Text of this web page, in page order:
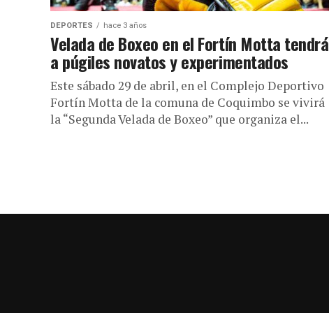
DEPORTES hace 3 años
Velada de Boxeo en el Fortín Motta tendrá
a púgiles novatos y experimentados
Este sábado 29 de abril, en el Complejo Deportivo
Fortín Motta de la comuna de Coquimbo se vivirá
la “Segunda Velada de Boxeo” que organiza el...